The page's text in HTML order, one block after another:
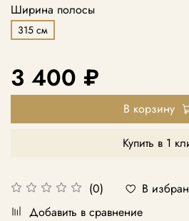
(0)
В
Добавить в сравнение
Ширина полосы
315 см
3 400 ₽
В корзину
Купить в 1